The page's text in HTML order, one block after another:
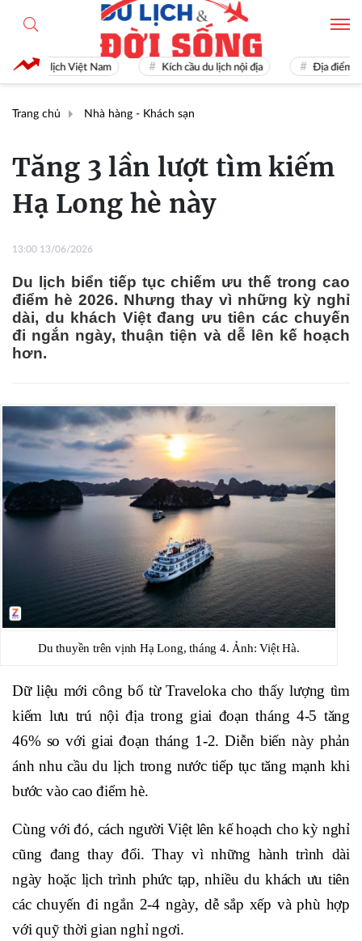
Du lịch Việt Nam Kích cầu du lịch nội địa Địa điểm du
Trang chủ Nhà hàng - Khách sạn
Tăng 3 lần lượt tìm kiếm
Hạ Long hè này
13:00 13/06/2026
Du lịch biển tiếp tục chiếm ưu thế trong cao
điểm hè 2026. Nhưng thay vì những kỳ nghỉ
dài, du khách Việt đang ưu tiên các chuyến
đi ngắn ngày, thuận tiện và dễ lên kế hoạch
hơn.
Du thuyền trên vịnh Hạ Long, tháng 4. Ảnh: Việt Hà.
Dữ liệu mới công bố từ Traveloka cho thấy lượng tìm
kiếm lưu trú nội địa trong giai đoạn tháng 4-5 tăng
46% so với giai đoạn tháng 1-2. Diễn biến này phản
ánh nhu cầu du lịch trong nước tiếp tục tăng mạnh khi
bước vào cao điểm hè.
Cùng với đó, cách người Việt lên kế hoạch cho kỳ nghỉ
cũng đang thay đổi. Thay vì những hành trình dài
ngày hoặc lịch trình phức tạp, nhiều du khách ưu tiên
các chuyến đi ngắn 2-4 ngày, dễ sắp xếp và phù hợp
với quỹ thời gian nghỉ ngơi.